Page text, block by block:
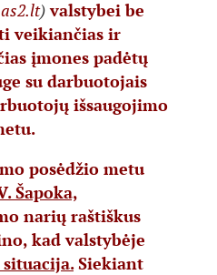
)valstybei be
veikiančias ir
įmones padėtų
su darbuotojais
išsaugojimo
posėdžio metu
Šapoka,
narių raštiškus
kad valstybėje
Siekiant